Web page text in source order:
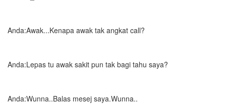
Anda:Awak...Kenapa awak tak angkat call?
Anda:Lepas tu awak sakit pun tak bagi tahu saya?
Anda:Wunna..Balas mesej saya.Wunna..